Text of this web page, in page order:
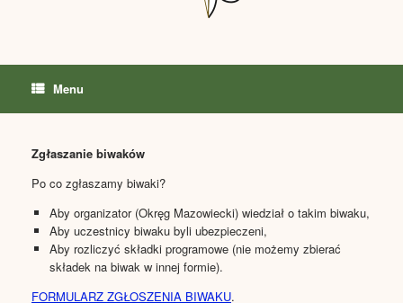
Menu
Zgłaszanie biwaków
Po co zgłaszamy biwaki?
Aby organizator (Okręg Mazowiecki) wiedział o takim biwaku,
Aby uczestnicy biwaku byli ubezpieczeni,
Aby rozliczyć składki programowe (nie możemy zbierać
składek na biwak w innej formie).
FORMULARZ ZGŁOSZENIA BIWAKU.